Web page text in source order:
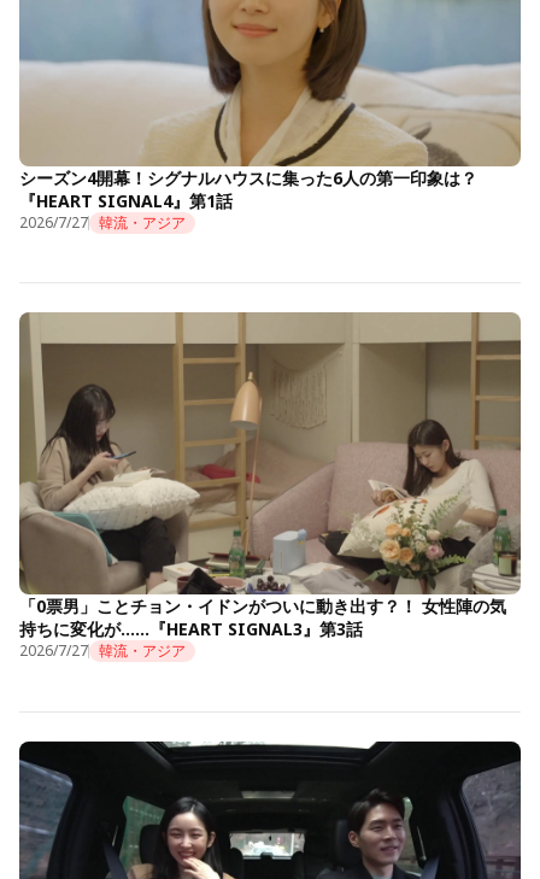
シーズン4開幕！シグナルハウスに集った6人の第一印象は？
『HEART SIGNAL4』第1話
2026/7/27 韓流・アジア
「0票男」ことチョン・イドンがついに動き出す？！ 女性陣の気
持ちに変化が……『HEART SIGNAL3』第3話
2026/7/27 韓流・アジア